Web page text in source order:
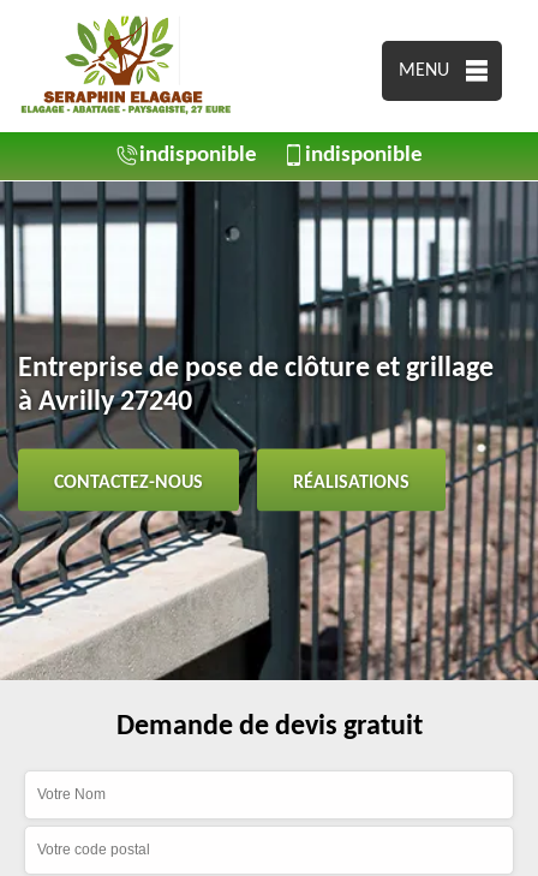
MENU
indisponible indisponible
Entreprise de pose de clôture et grillage
à Avrilly 27240
CONTACTEZ-NOUS RÉALISATIONS
Demande de devis gratuit